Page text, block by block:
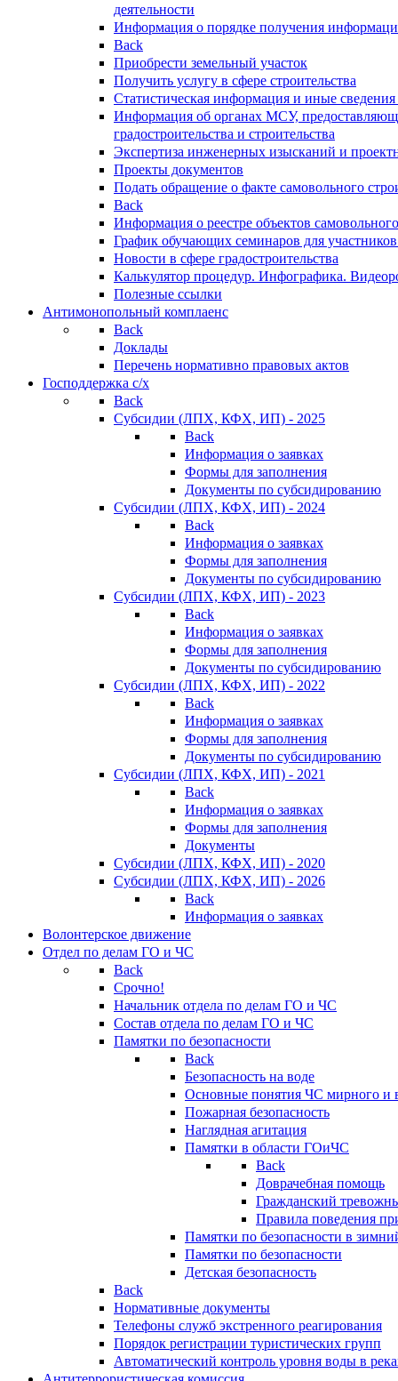
деятельности
Информация о порядке получения
Back
Приобрести земельный участок
Получить услугу в сфере строительства
Статистическая информация и иные сведения
Информация об органах МСУ,
градостроительства и строительства
Экспертиза инженерных изысканий и
Проекты документов
Подать обращение о факте самовольного
Back
Информация о реестре объектов
График обучающих семинаров для участников
Новости в сфере градостроительства
Калькулятор процедур. Инфографика.
Полезные ссылки
Антимонопольный комплаенс
Back
Доклады
Перечень нормативно правовых актов
Господдержка с/х
Back
Субсидии (ЛПХ, КФХ, ИП) - 2025
Back
Информация о заявках
Формы для заполнения
Документы по субсидированию
Субсидии (ЛПХ, КФХ, ИП) - 2024
Back
Информация о заявках
Формы для заполнения
Документы по субсидированию
Субсидии (ЛПХ, КФХ, ИП) - 2023
Back
Информация о заявках
Формы для заполнения
Документы по субсидированию
Субсидии (ЛПХ, КФХ, ИП) - 2022
Back
Информация о заявках
Формы для заполнения
Документы по субсидированию
Субсидии (ЛПХ, КФХ, ИП) - 2021
Back
Информация о заявках
Формы для заполнения
Документы
Субсидии (ЛПХ, КФХ, ИП) - 2020
Субсидии (ЛПХ, КФХ, ИП) - 2026
Back
Информация о заявках
Волонтерское движение
Отдел по делам ГО и ЧС
Back
Срочно!
Начальник отдела по делам ГО и ЧС
Состав отдела по делам ГО и ЧС
Памятки по безопасности
Back
Безопасность на воде
Основные понятия ЧС мирного и
Пожарная безопасность
Наглядная агитация
Памятки в области ГОиЧС
Back
Доврачебная помощь
Гражданский
Правила поведения
Памятки по безопасности в
Памятки по безопасности
Детская безопасность
Back
Нормативные документы
Телефоны служб экстренного реагирования
Порядок регистрации туристических групп
Автоматический контроль уровня воды в